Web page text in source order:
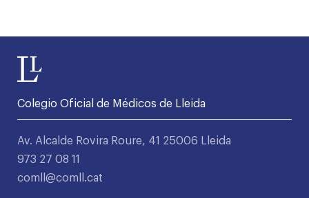
Colegio Oficial de Médicos de Lleida
Av. Alcalde Rovira Roure, 41 25006 Lleida
973 27 08 11
comll@comll.cat